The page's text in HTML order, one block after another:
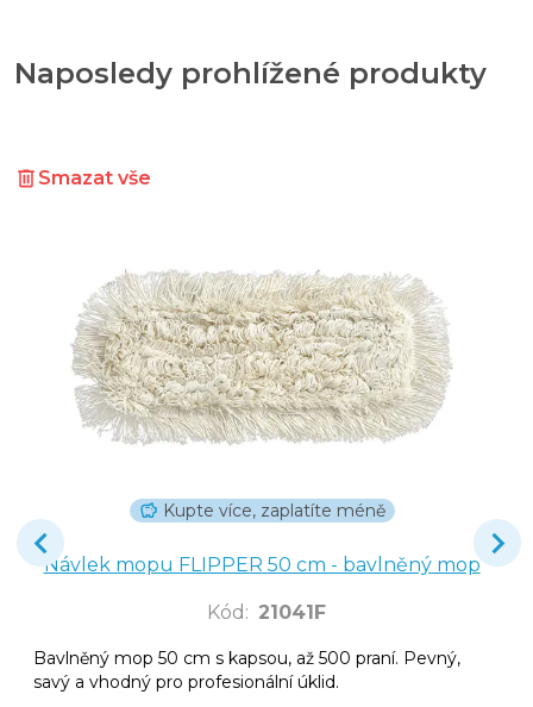
Naposledy prohlížené produkty
Smazat vše
Kupte více, zaplatíte méně
Návlek mopu FLIPPER 50 cm - bavlněný mop
Kód : 21041F
Bavlněný mop 50 cm s kapsou, až 500 praní. Pevný,
savý a vhodný pro profesionální úklid.